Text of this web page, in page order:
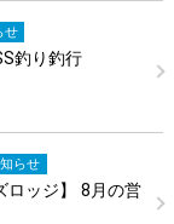
せ
釣り釣行
らせ
ロッジ】 8月の営